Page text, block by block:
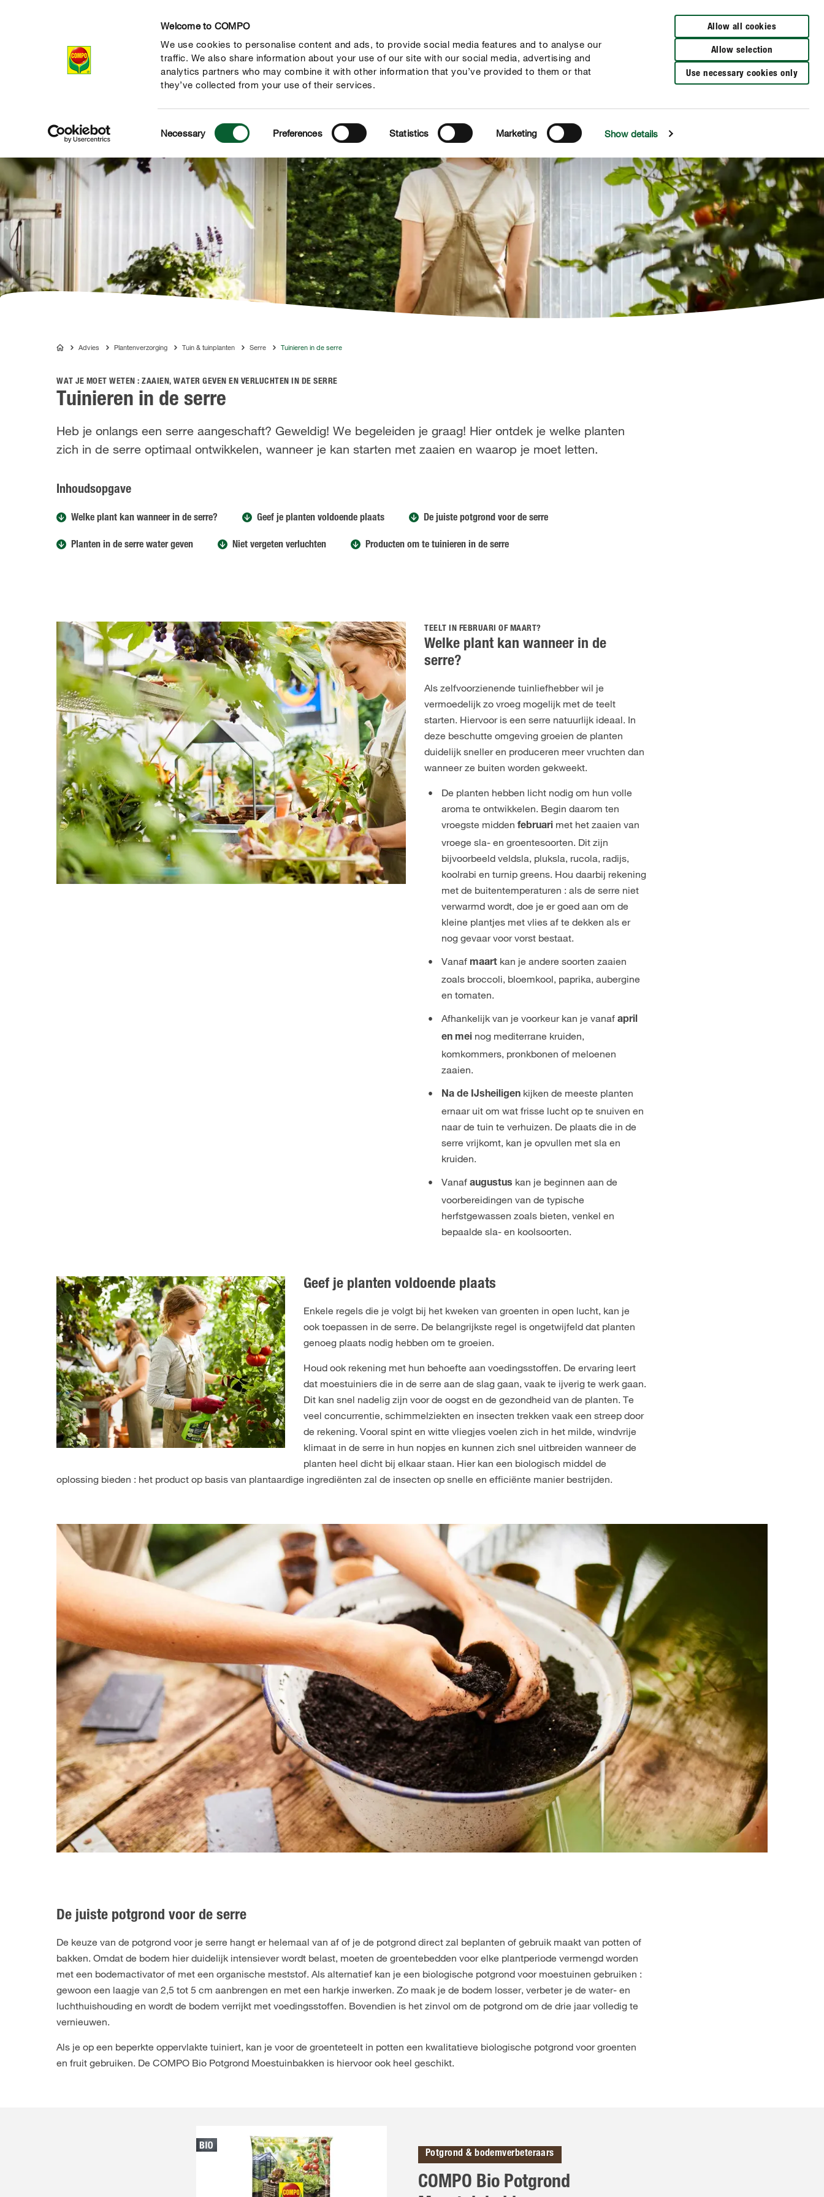
Welcome to COMPO
We use cookies to personalise content and ads, to provide social media features and to analyse our
traffic. We also share information about your use of our site with our social media, advertising and
analytics partners who may combine it with other information that you’ve provided to them or that
they’ve collected from your use of their services.
Selection
Necessary Preferences Statistics Marketing Show details
Allow all cookies
Allow selection
Use necessary cookies only
Verkooppunten
Producten Advies Thema's
natuur
Tot je dienst Onderneming
COMPOAdvies Plantenverzorging Tuin & tuinplanten Serre Tuinieren in de serre
WAT JE MOET WETEN : ZAAIEN, WATER GEVEN EN VERLUCHTEN IN DE SERRE
Tuinieren in de serre
Heb je onlangs een serre aangeschaft? Geweldig! We begeleiden je graag! Hier ontdek je welke planten
zich in de serre optimaal ontwikkelen, wanneer je kan starten met zaaien en waarop je moet letten.
Inhoudsopgave
Welke plant kan wanneer in de serre? Geef je planten voldoende plaats De juiste potgrond voor de serre
Planten in de serre water geven Niet vergeten verluchten Producten om te tuinieren in de serre
TEELT IN FEBRUARI OF MAART?
Welke plant kan wanneer in de
serre?
Als zelfvoorzienende tuinliefhebber wil je
vermoedelijk zo vroeg mogelijk met de teelt
starten. Hiervoor is een serre natuurlijk ideaal. In
deze beschutte omgeving groeien de planten
duidelijk sneller en produceren meer vruchten dan
wanneer ze buiten worden gekweekt.
De planten hebben licht nodig om hun volle
aroma te ontwikkelen. Begin daarom ten
vroegste midden februari met het zaaien van
vroege sla- en groentesoorten. Dit zijn
bijvoorbeeld veldsla, pluksla, rucola, radijs,
koolrabi en turnip greens. Hou daarbij rekening
met de buitentemperaturen : als de serre niet
verwarmd wordt, doe je er goed aan om de
kleine plantjes met vlies af te dekken als er
nog gevaar voor vorst bestaat.
Vanaf maart kan je andere soorten zaaien
zoals broccoli, bloemkool, paprika, aubergine
en tomaten.
Afhankelijk van je voorkeur kan je vanaf april
en mei nog mediterrane kruiden,
komkommers, pronkbonen of meloenen
zaaien.
Na de IJsheiligen kijken de meeste planten
ernaar uit om wat frisse lucht op te snuiven en
naar de tuin te verhuizen. De plaats die in de
serre vrijkomt, kan je opvullen met sla en
kruiden.
Vanaf augustus kan je beginnen aan de
voorbereidingen van de typische
herfstgewassen zoals bieten, venkel en
bepaalde sla- en koolsoorten.
Geef je planten voldoende plaats
Enkele regels die je volgt bij het kweken van groenten in open lucht, kan je
ook toepassen in de serre. De belangrijkste regel is ongetwijfeld dat planten
genoeg plaats nodig hebben om te groeien.
Houd ook rekening met hun behoefte aan voedingsstoffen. De ervaring leert
dat moestuiniers die in de serre aan de slag gaan, vaak te ijverig te werk gaan.
Dit kan snel nadelig zijn voor de oogst en de gezondheid van de planten. Te
veel concurrentie, schimmelziekten en insecten trekken vaak een streep door
de rekening. Vooral spint en witte vliegjes voelen zich in het milde, windvrije
klimaat in de serre in hun nopjes en kunnen zich snel uitbreiden wanneer de
planten heel dicht bij elkaar staan. Hier kan een biologisch middel de
oplossing bieden : het product op basis van plantaardige ingrediënten zal de insecten op snelle en efficiënte manier bestrijden.
De juiste potgrond voor de serre
De keuze van de potgrond voor je serre hangt er helemaal van af of je de potgrond direct zal beplanten of gebruik maakt van potten of
bakken. Omdat de bodem hier duidelijk intensiever wordt belast, moeten de groentebedden voor elke plantperiode vermengd worden
met een bodemactivator of met een organische meststof. Als alternatief kan je een biologische potgrond voor moestuinen gebruiken :
gewoon een laagje van 2,5 tot 5 cm aanbrengen en met een harkje inwerken. Zo maak je de bodem losser, verbeter je de water- en
luchthuishouding en wordt de bodem verrijkt met voedingsstoffen. Bovendien is het zinvol om de potgrond om de drie jaar volledig te
vernieuwen.
Als je op een beperkte oppervlakte tuiniert, kan je voor de groenteteelt in potten een kwalitatieve biologische potgrond voor groenten
en fruit gebruiken. De COMPO Bio Potgrond Moestuinbakken is hiervoor ook heel geschikt.
Potgrond & bodemverbeteraars
COMPO Bio Potgrond